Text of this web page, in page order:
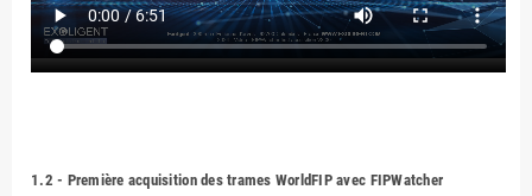
1.2 - Première acquisition des trames WorldFIP avec FIPWatcher